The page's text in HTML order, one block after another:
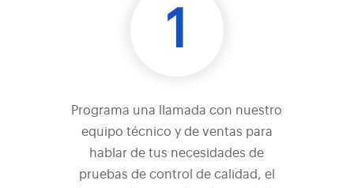
1
Programa una llamada con nuestro
equipo técnico y de ventas para
hablar de tus necesidades de
pruebas de control de calidad, el